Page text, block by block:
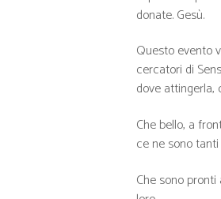
donate. Gesù.
Questo evento
cercatori di
dove attingerla,
Che bello, a
ce ne sono
Che sono